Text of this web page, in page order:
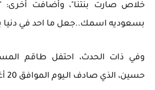
خلاص صارت بنتنا"، وأضافت أخرى:
بسعوديه اسمك..جعل ما احد في
وفي ذات الحدث، احتفل طاقم
حسين، الذي صادف الـيوم الموافق 20 أغسطس.